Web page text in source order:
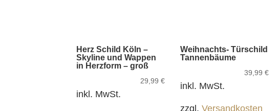
Herz Schild Köln –
Skyline und Wappen
in Herzform – groß
29,99€
inkl. MwSt.
Weihnachts- Türschild
Tannenbäume
39,99 €
inkl. MwSt.
zzgl. Versandkosten